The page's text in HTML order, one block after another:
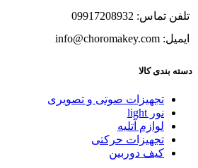
تلفن تماس: 09917208932
ایمیل: info@choromakey.com
دسته بندی کالا
تجهیزات صوتی و تصویری
نور light
لوازم آتلیه
تجهیزات حرکتی
کیف دوربین